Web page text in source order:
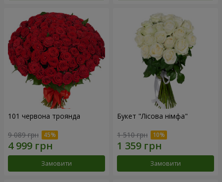
101 червона троянда
9 089 грн
Замовити
Букет "Лісова німфа"
1 510 грн
Замовити